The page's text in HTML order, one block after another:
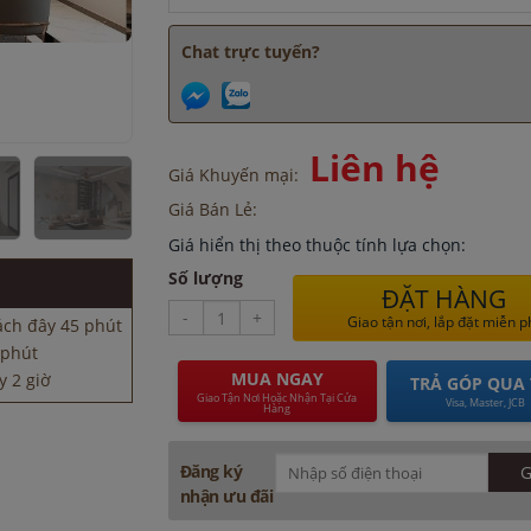
giờ
cách đây 3
đây 45 phút
2 giờ
cách đây 3
Chat trực tuyến?
Giá Khuyến mại: Liên hệ
Giá Bán Lẻ:
Giá hiển thị theo thuộc tính lựa chọn:
Số lượng
-
+
ĐẶT HÀNG
Giao tận nơi, lắp đặt miễn
MUA NGAY
Giao Tận Nơi Hoặc Nhận Tại Cửa
Hàng
TRẢ GÓP QUA
Visa, Master, JCB
Đăng ký
nhận ưu đãi